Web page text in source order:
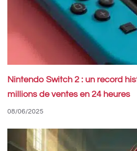
Nintendo Switch 2 : un record
millions de ventes en 24 heures
08/06/2025